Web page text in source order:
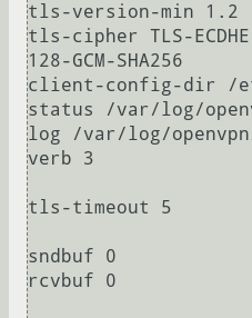
tls-version-min 1.2
tls-cipher TLS-ECDHE-
128-GCM-SHA256
client-config-dir /
status /var/log/
log /var/log/
verb 3
tls-timeout 5
sndbuf 0
rcvbuf 0